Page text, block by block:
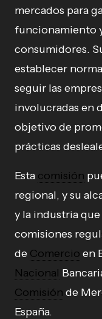
mercados para
funcionamiento
consumidores.
establecer
seguir las
involucradas en
objetivo de
prácticas
Esta comisión
regional, y su
y la industria
comisiones
de Comercio en
Nacional
Comisión de
España.